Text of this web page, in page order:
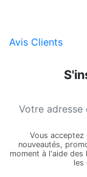
Avis Clients
Vous
nouveautés,
moment à l'aide
les